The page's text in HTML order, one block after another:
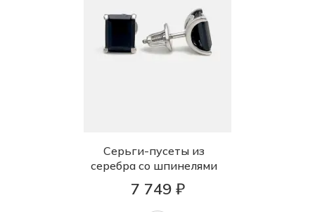
Серьги-пусеты из
серебра со шпинелями
7 749 ₽